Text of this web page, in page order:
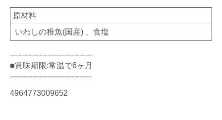
原材料
いわしの稚魚(国産) 、食塩
---------------------------------
■賞味期限:常温で6ヶ月
---------------------------------
4964773009652